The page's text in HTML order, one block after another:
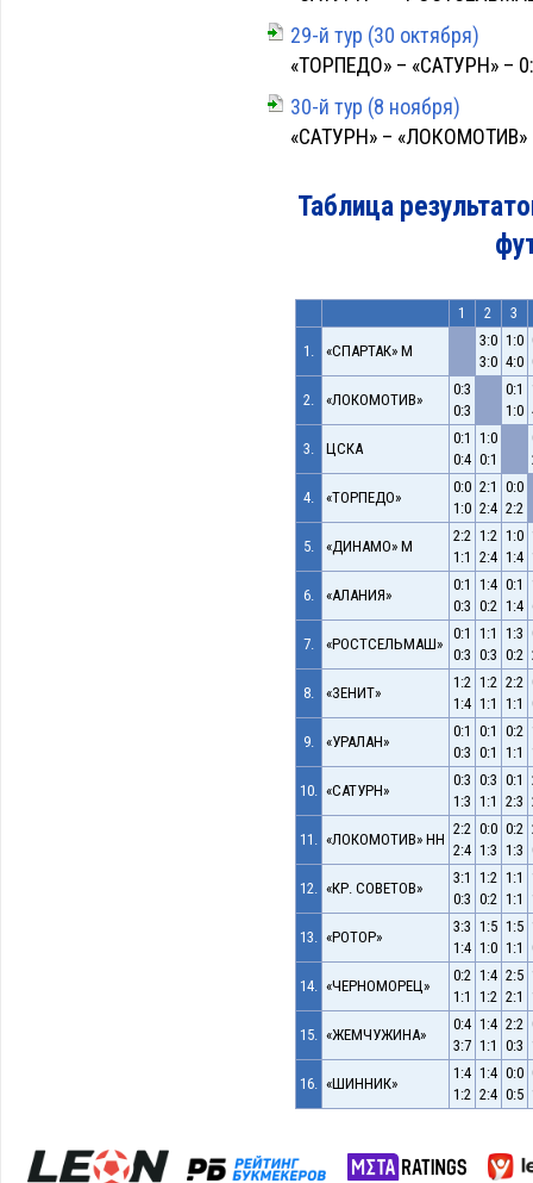
29-й тур (30 октября)
«ТОРПЕДО» – «САТУРН» –
30-й тур (8 ноября)
«САТУРН» – «ЛОКОМОТИВ»
Таблица
1 2 3
1. «СПАРТАК» М
3:0
3:0
1:0
4:0
2. «ЛОКОМОТИВ»
0:3
0:3
0:1
1:0
3. ЦСКА
0:1
0:4
1:0
0:1
4. «ТОРПЕДО»
0:0
1:0
2:1
2:4
0:0
2:2
5. «ДИНАМО» М
2:2
1:1
1:2
2:4
1:0
1:4
6. «АЛАНИЯ»
0:1
0:3
1:4
0:2
0:1
1:4
7. «РОСТСЕЛЬМАШ»
0:1
0:3
1:1
0:3
1:3
0:2
8. «ЗЕНИТ»
1:2
1:4
1:2
1:1
2:2
1:1
9. «УРАЛАН»
0:1
0:3
0:1
0:1
0:2
1:1
10. «САТУРН»
0:3
1:3
0:3
1:1
0:1
2:3
11. «ЛОКОМОТИВ» НН
2:2
2:4
0:0
1:3
0:2
1:3
12. «КР. СОВЕТОВ»
3:1
0:3
1:2
0:2
1:1
1:1
13. «РОТОР»
3:3
1:4
1:5
1:0
1:5
1:1
14. «ЧЕРНОМОРЕЦ»
0:2
1:1
1:4
1:2
2:5
2:1
15. «ЖЕМЧУЖИНА»
0:4
3:7
1:4
1:1
2:2
0:3
16. «ШИННИК»
1:4
1:2
1:4
2:4
0:0
0:5